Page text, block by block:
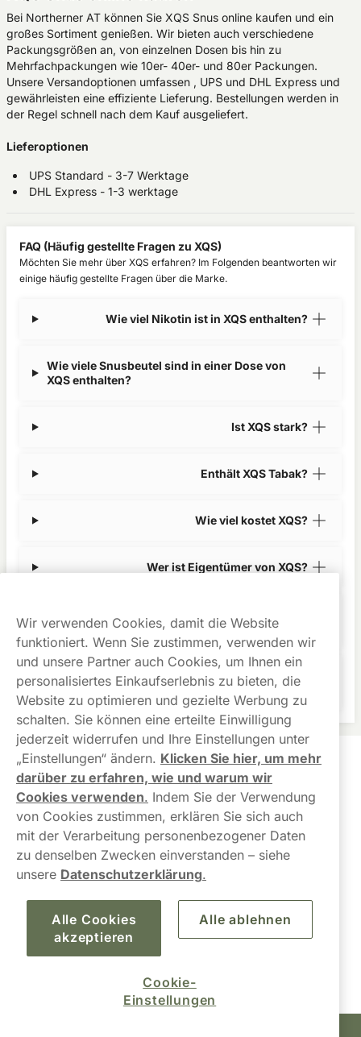
Bei Northerner AT können Sie XQS Snus online kaufen und ein
großes Sortiment genießen. Wir bieten auch verschiedene
Packungsgrößen an, von einzelnen Dosen bis hin zu
Mehrfachpackungen wie 10er- 40er- und 80er Packungen.
Unsere Versandoptionen umfassen , UPS und DHL Express und
gewährleisten eine effiziente Lieferung. Bestellungen werden in
der Regel schnell nach dem Kauf ausgeliefert.
Lieferoptionen
UPS Standard - 3-7 Werktage
DHL Express - 1-3 werktage
FAQ (Häufig gestellte Fragen zu XQS)
Möchten Sie mehr über XQS erfahren? Im Folgenden beantworten wir
einige häufig gestellte Fragen über die Marke.
Wie viel Nikotin ist in XQS enthalten?
Wie viele Snusbeutel sind in einer Dose von
XQS enthalten?
Ist XQS stark?
Enthält XQS Tabak?
Wie viel kostet XQS?
Wer ist Eigentümer von XQS?
herkömmlichem Snus?
Wie schnell wird der XQS-Snus von Northerner
geliefert?
Kundendienst
Links
Über uns
Wir verwenden Cookies, damit die Website
funktioniert. Wenn Sie zustimmen, verwenden wir
und unsere Partner auch Cookies, um Ihnen ein
personalisiertes Einkaufserlebnis zu bieten, die
Website zu optimieren und gezielte Werbung zu
schalten. Sie können eine erteilte Einwilligung
jederzeit widerrufen und Ihre Einstellungen unter
„Einstellungen“ ändern. Klicken Sie hier, um mehr
darüber zu erfahren, wie und warum wir
Cookies verwenden. Indem Sie der Verwendung
von Cookies zustimmen, erklären Sie sich auch
mit der Verarbeitung personenbezogener Daten
zu denselben Zwecken einverstanden – siehe
unsere Datenschutzerklärung.
Alle Cookies
akzeptieren
Alle ablehnen
Cookie-
Einstellungen